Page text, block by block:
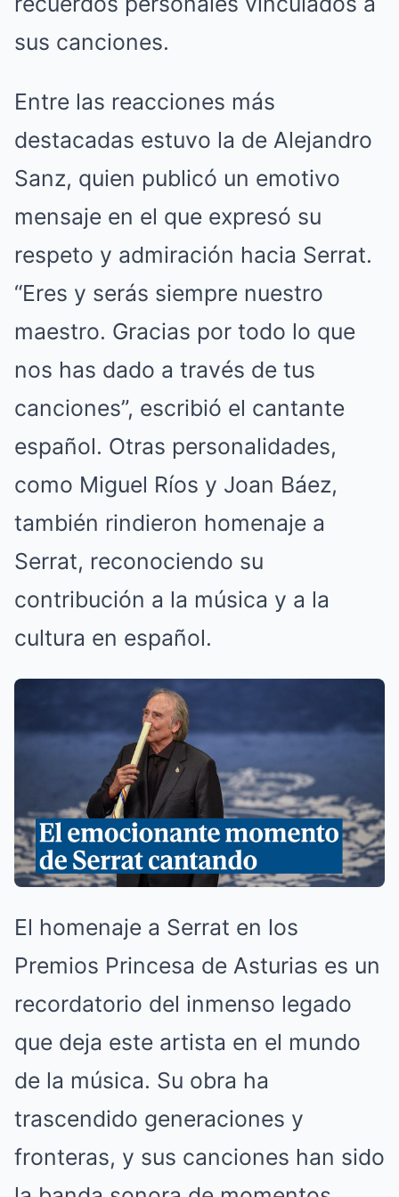
sus canciones.
Entre las reacciones más
destacadas estuvo la de Alejandro
Sanz, quien publicó un emotivo
mensaje en el que expresó su
respeto y admiración hacia Serrat.
“Eres y serás siempre nuestro
maestro. Gracias por todo lo que
nos has dado a través de tus
canciones”, escribió el cantante
español. Otras personalidades,
como Miguel Ríos y Joan Báez,
también rindieron homenaje a
Serrat, reconociendo su
contribución a la música y a la
cultura en español.
El homenaje a Serrat en los
Premios Princesa de Asturias es un
recordatorio del inmenso legado
que deja este artista en el mundo
de la música. Su obra ha
trascendido generaciones y
fronteras, y sus canciones han sido